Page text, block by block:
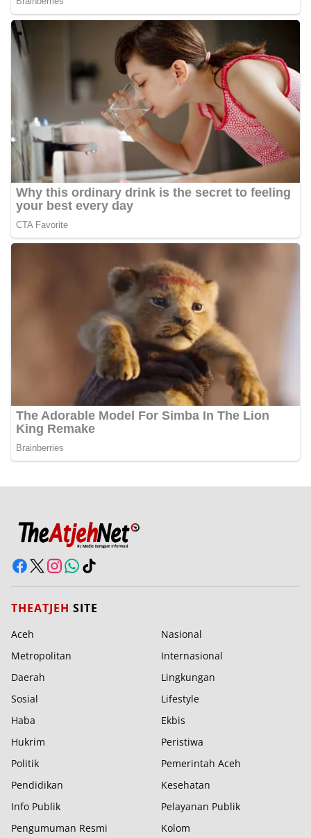
THEATJEH SITE
Aceh
Nasional
Metropolitan
Internasional
Daerah
Lingkungan
Sosial
Lifestyle
Haba
Ekbis
Hukrim
Peristiwa
Politik
Pemerintah Aceh
Pendidikan
Kesehatan
Info Publik
Pelayanan Publik
Pengumuman Resmi
Kolom